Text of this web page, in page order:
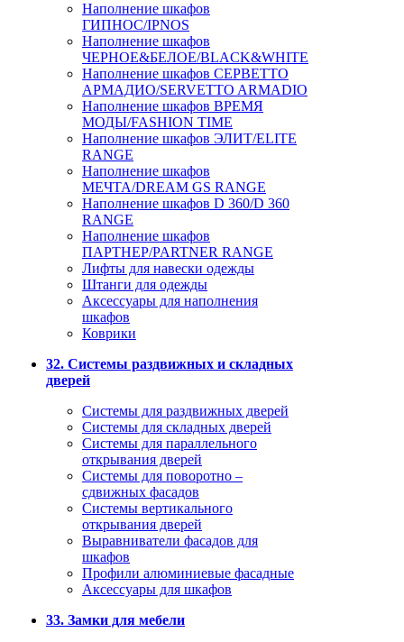
Наполнение шкафов
ГИПНОС/IPNOS
Наполнение шкафов
ЧЕРНОЕ&БЕЛОЕ/BLACK&WHITE
Наполнение шкафов СЕРВЕТТО
АРМАДИО/SERVETTO ARMADIO
Наполнение шкафов ВРЕМЯ
МОДЫ/FASHION TIME
Наполнение шкафов ЭЛИТ/ELITE
RANGE
Наполнение шкафов
МЕЧТА/DREAM GS RANGE
Наполнение шкафов D 360/D 360
RANGE
Наполнение шкафов
ПАРТНЕР/PARTNER RANGE
Лифты для навески одежды
Штанги для одежды
Аксессуары для наполнения
шкафов
Коврики
32. Системы раздвижных и складных
дверей
Системы для раздвижных дверей
Системы для складных дверей
Системы для параллельного
открывания дверей
Системы для поворотно –
сдвижных фасадов
Системы вертикального
открывания дверей
Выравниватели фасадов для
шкафов
Профили алюминиевые фасадные
Аксессуары для шкафов
33. Замки для мебели